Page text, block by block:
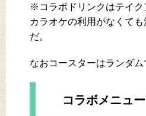
※コラボドリンクはテイク
カラオケの利用がなくても
だ。
なおコースターはランダム
コラボメニュー